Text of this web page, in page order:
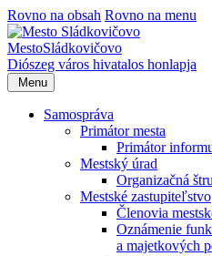
Rovno na obsah Rovno na menu
MestoSládkovičovo
Diószeg város hivatalos honlapja
Menu
Samospráva
Primátor mesta
Primátor
Mestský úrad
Organizačná
Mestské zastupiteľstvo
Členovia
Oznámenie
a majetkových